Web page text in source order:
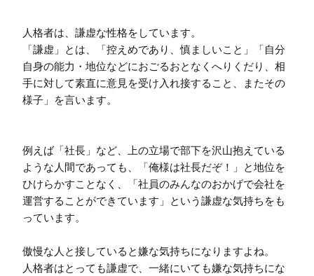
人格者は、謙虚な性格をしています。
「謙虚」とは、「控えめであり、慎ましいこと」「自分
自身の能力・地位などにおごるおとなくへりくだり、相
手に対して素直に意見を受け入れ接すること、またその
様子」を言います。
例えば「社長」など、上の立場で部下を沢山抱えている
ような人間であっても、「俺様は社長だぞ！」と地位を
ひけらかすことなく、「社員のみんなのおかげで会社を
運営することができています」という謙虚な気持ちをも
っています。
傲慢な人と接していると嫌な気持ちになりますよね。
人格者はとっても謙虚で、一緒にいても嫌な気持ちにな